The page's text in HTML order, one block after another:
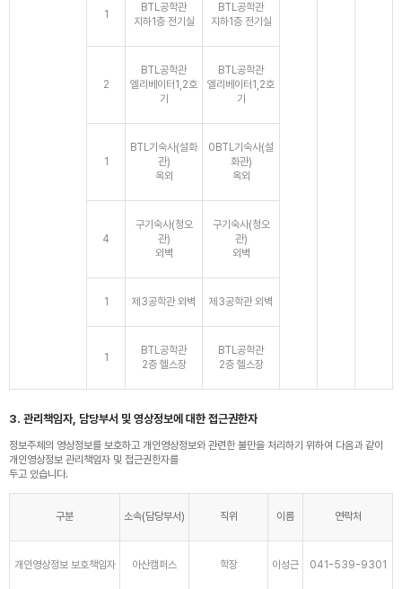
1
BTL공학관
지하1층 전기실
BTL공학관
지하1층 전기실
2
BTL공학관
엘리베이터1,2호
기
BTL공학관
엘리베이터1,2호
기
1
BTL기숙사(설화
관)
옥외
0BTL기숙사(설
화관)
옥외
4
구기숙사(청오
관)
외벽
구기숙사(청오
관)
외벽
1 제3공학관 외벽 제3공학관 외벽
1
BTL공학관
2층 헬스장
BTL공학관
2층 헬스장
3. 관리책임자, 담당부서 및 영상정보에 대한 접근권한자
정보주체의 영상정보를 보호하고 개인영상정보와 관련한 불만을 처리하기 위하여 다음과 같이
개인영상정보 관리책임자 및 접근권한자를
두고 있습니다.
구분 소속(담당부서) 직위 이름 연락처
개인영상정보 보호책임자 아산캠퍼스 학장 이성근 041-539-9301